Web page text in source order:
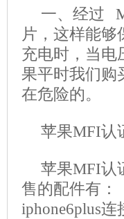
一、经过
片，这样能
充电时，当电
果平时我们
在危险的。
苹果MFI认
苹果MFI认
售的配件有：
iphone6plus